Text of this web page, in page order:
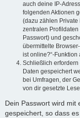
auch deine IP-
folgenden Aktionen
(dazu zählen
zentralen
Passwort) und
übermittelte
ist online?“-
Schließlich
Daten gespeichert
bei Umfragen, der
von dir gesetzte
Dein Passwort wird mit
gespeichert, so dass